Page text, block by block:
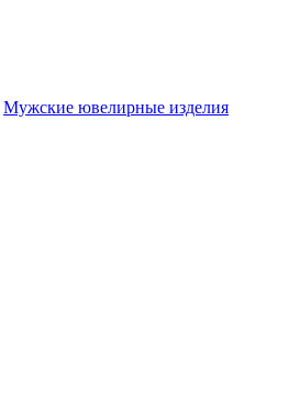
Мужские ювелирные изделия